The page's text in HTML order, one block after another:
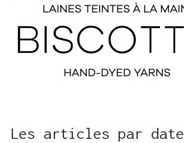
Les articles par date